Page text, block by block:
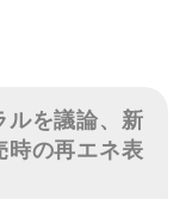
ルを議論、新
時の再エネ表